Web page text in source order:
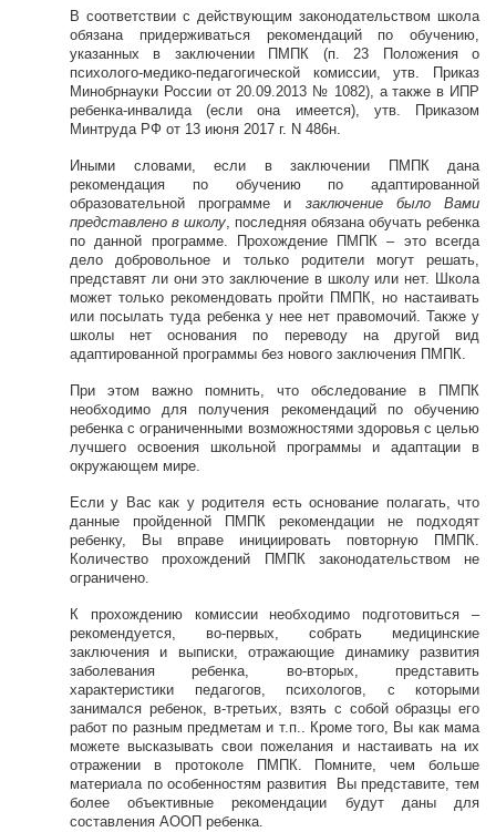
В соответствии с действующим законодательством школа
обязана придерживаться рекомендаций по обучению,
указанных в заключении ПМПК (п. 23 Положения о
психолого-медико-педагогической комиссии, утв. Приказ
Минобрнауки России от 20.09.2013 № 1082), а также в ИПР
ребенка-инвалида (если она имеется), утв. Приказом
Минтруда РФ от 13 июня 2017 г. N 486н.
Иными словами, если в заключении ПМПК дана
рекомендация по обучению по адаптированной
образовательной программе и заключение было Вами
представлено в школу , последняя обязана обучать ребенка
по данной программе. Прохождение ПМПК – это всегда
дело добровольное и только родители могут решать,
представят ли они это заключение в школу или нет. Школа
может только рекомендовать пройти ПМПК, но настаивать
или посылать туда ребенка у нее нет правомочий. Также у
школы нет основания по переводу на другой вид
адаптированной программы без нового заключения ПМПК.
При этом важно помнить, что обследование в ПМПК
необходимо для получения рекомендаций по обучению
ребенка с ограниченными возможностями здоровья с целью
лучшего освоения школьной программы и адаптации в
окружающем мире.
Если у Вас как у родителя есть основание полагать, что
данные пройденной ПМПК рекомендации не подходят
ребенку, Вы вправе инициировать повторную ПМПК.
Количество прохождений ПМПК законодательством не
ограничено.
К прохождению комиссии необходимо подготовиться –
рекомендуется, во-первых, собрать медицинские
заключения и выписки, отражающие динамику развития
заболевания ребенка, во-вторых, представить
характеристики педагогов, психологов, с которыми
занимался ребенок, в-третьих, взять с собой образцы его
работ по разным предметам и т.п.. Кроме того, Вы как мама
можете высказывать свои пожелания и настаивать на их
отражении в протоколе ПМПК. Помните, чем больше
материала по особенностям развития Вы представите, тем
более объективные рекомендации будут даны для
составления АООП ребенка.